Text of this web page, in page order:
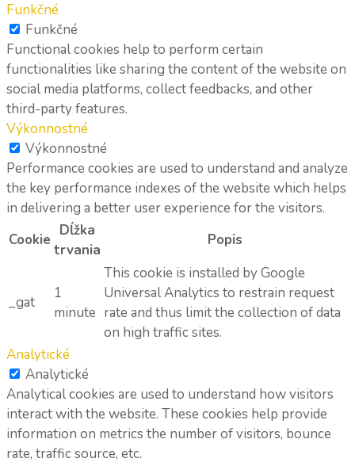
Funkčné
Funkčné
Functional cookies help to perform certain
functionalities like sharing the content of the website on
social media platforms, collect feedbacks, and other
third-party features.
Výkonnostné
Výkonnostné
Performance cookies are used to understand and analyze
the key performance indexes of the website which helps
in delivering a better user experience for the visitors.
Cookie
Dĺžka
trvania
Popis
_gat
1
minute
This cookie is installed by Google
Universal Analytics to restrain request
rate and thus limit the collection of data
on high traffic sites.
Analytické
Analytické
Analytical cookies are used to understand how visitors
interact with the website. These cookies help provide
information on metrics the number of visitors, bounce
rate, traffic source, etc.